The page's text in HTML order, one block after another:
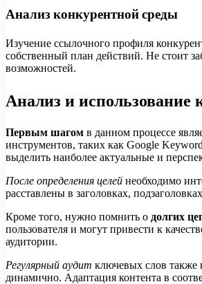
Анализ конкурентной среды
Изучение ссылочного профиля
собственный план действий. Не стоит
возможностей.
Анализ и использование
Первым шагом в данном процессе
инструментов, таких как Google
выделить наиболее актуальные и
После определения целей необходимо
расставлены в заголовках,
Кроме того, нужно помнить о долгих
пользователя и могут привести к
аудитории.
Регулярный аудит ключевых слов также
динамично. Адаптация контента в